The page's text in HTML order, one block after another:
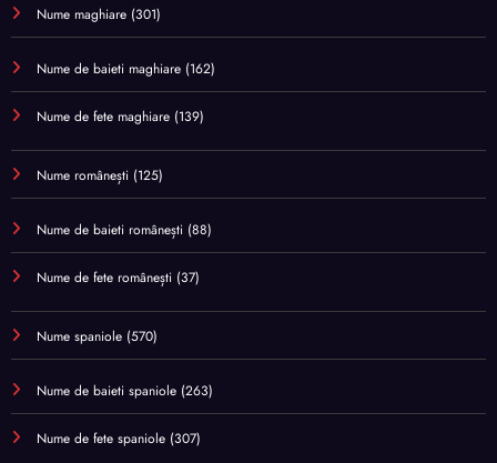
Nume maghiare (301)
Nume de baieti maghiare (162)
Nume de fete maghiare (139)
Nume românești (125)
Nume de baieti românești (88)
Nume de fete românești (37)
Nume spaniole (570)
Nume de baieti spaniole (263)
Nume de fete spaniole (307)